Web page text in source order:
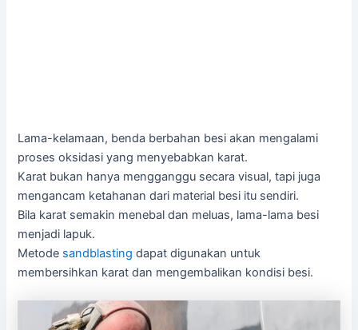
Lama-kelamaan, benda berbahan besi akan mengalami
proses oksidasi yang menyebabkan karat.
Karat bukan hanya mengganggu secara visual, tapi juga
mengancam ketahanan dari material besi itu sendiri.
Bila karat semakin menebal dan meluas, lama-lama besi
menjadi lapuk.
Metode sandblasting dapat digunakan untuk
membersihkan karat dan mengembalikan kondisi besi.